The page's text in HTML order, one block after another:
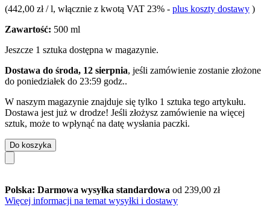
(442,00 zł / l, włącznie z kwotą VAT 23% - plus koszty dostawy )
Zawartość: 500 ml
Jeszcze 1 sztuka dostępna w magazynie.
Dostawa do środa, 12 sierpnia, jeśli zamówienie zostanie złożone
do poniedziałek do 23:59 godz..
W naszym magazynie znajduje się tylko 1 sztuka tego artykułu.
Dostawa jest już w drodze! Jeśli złożysz zamówienie na więcej
sztuk, może to wpłynąć na datę wysłania paczki.
Do koszyka
Polska: Darmowa wysyłka standardowa od 239,00 zł
Więcej informacji na temat wysyłki i dostawy